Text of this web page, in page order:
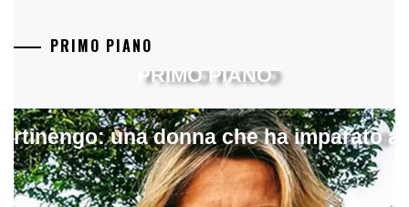
PRIMO PIANO
una donna che ha imparato a
PRIMO PIANO